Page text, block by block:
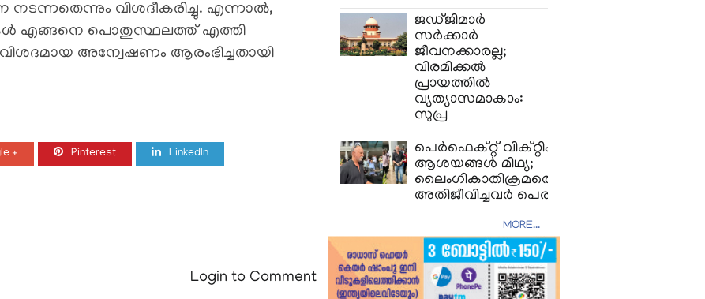
വിശദീകരിച്ചു. എന്നാൽ,
എങ്ങനെ പൊതുസ്ഥലത്ത് എത്തി
അന്വേഷണം ആരംഭിച്ചതായി
+ Pinterest LinkedIn
Login to Comment
ജഡ്ജിമാർ
സർക്കാർ
ജീവനക്കാരല്ല;
വിരമിക്കൽ
പ്രായത്തിൽ
വ്യത്യാസമാകാം:
സുപ്ര
പെർഫെക്റ്റ് വിക്റ്റിം'
ആശയങ്ങൾ മിഥ്യ;
ലൈംഗികാതിക്രമത്തെ
അതിജീവിച്ചവർ പെര
MORE...